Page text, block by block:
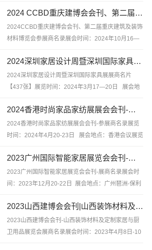
港时尚家品及家纺展会刊-参展商名录，含参展展商联
系方式等，是你寻找项目、产品与厂...
2024 CCBD重庆建博会会刊、第二届重庆建筑及装饰材料博览会参展商名录
2024CCBD重庆建博会会刊、第二届重庆建筑及装饰
材料博览会参展商名录展会时间：2024年10月16—
建博会会刊、第二届重庆建筑及装饰材料博览会参展
商名录，含参...
2024深圳家居设计周暨深圳国际家具展展商名片【437张】
2024深圳家居设计周暨深圳国际家具展展商名片
【437张】展览时间：2024年3月17—20日 展会地
际家具展展商名片【437张】，含参展展商联系方式
等，是你寻找项目、产品...
2024香港时尚家品家纺展展会会刊-参展商名录
2024香港时尚家品家纺展展会会刊-参展商名录展览
时间：2024年4月20-23日 展会地点：香港会议展览
录，含企业简介，含参展展商联系方式等，是你寻找
项目、产品与厂商货源的...
2023广州国际智能家居展览会会刊-展商名录
2023广州国际智能家居展览会会刊-展商名录展会时
间：2023年12月20-22日 展会地点：广州琶洲-保利
名录，含企业简介，参展展商联系方式等，是你寻找
项目、产品与厂商货源的最佳帮手。...
2023山西建博会会刊|山西装饰材料及定制家居与厨卫用品展览会展商名录-PDF文档电子版资料
2023山西建博会会刊-山西装饰材料及定制家居与厨
卫用品展览会展商名录展会时间：2023年4月8日-10